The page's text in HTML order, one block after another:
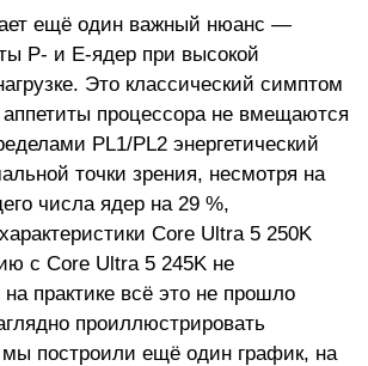
ещё один важный нюанс —
P- и E-ядер при высокой
Это классический симптом
аппетиты процессора не вмещаются
PL1/PL2 энергетический
точки зрения, несмотря на
числа ядер на 29 %,
Core Ultra 5 250K
с Core Ultra 5 245K не
практике всё это не прошло
проиллюстрировать
построили ещё один график, на